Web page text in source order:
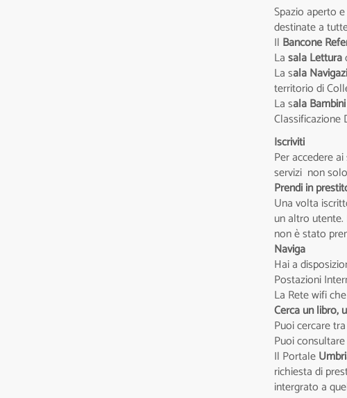
Spazio aperto
destinate a
Il Bancone
Lasala Lettura
La sala
territorio di
La sala
Classificazione
Iscriviti
Per accedere
servizi non
Prendi in
Una volta
un altro
non è stato
Naviga
Hai a
Postazioni
La Rete wifi
Cerca un libro,
Puoi cercare
Puoi
Il Portale
richiesta di
intergrato a